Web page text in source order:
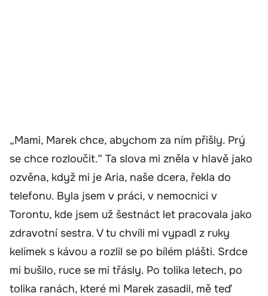
„Mami, Marek chce, abychom za ním přišly. Prý
se chce rozloučit.“ Ta slova mi zněla v hlavě jako
ozvěna, když mi je Aria, naše dcera, řekla do
telefonu. Byla jsem v práci, v nemocnici v
Torontu, kde jsem už šestnáct let pracovala jako
zdravotní sestra. V tu chvíli mi vypadl z ruky
kelímek s kávou a rozlil se po bílém plášti. Srdce
mi bušilo, ruce se mi třásly. Po tolika letech, po
tolika ranách, které mi Marek zasadil, mě teď